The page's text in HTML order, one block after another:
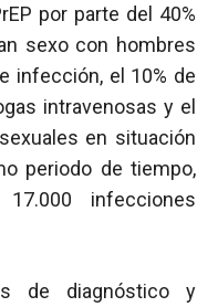
por parte del 40%
sexo con hombres
infección, el 10% de
intravenosas y el
en situación
periodo de tiempo,
infecciones
de diagnóstico y